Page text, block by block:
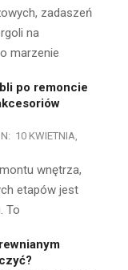
zadaszeń
na
marzenie
po remoncie
10 KWIETNIA,
wnętrza,
etapów jest
To